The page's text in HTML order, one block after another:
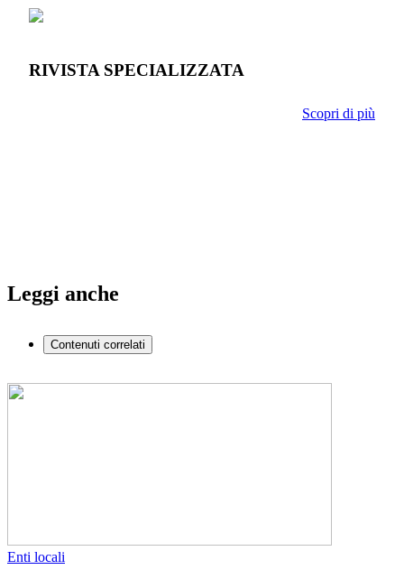
RIVISTA SPECIALIZZATA
Scopri di più
Leggi anche
Contenuti correlati
Enti locali